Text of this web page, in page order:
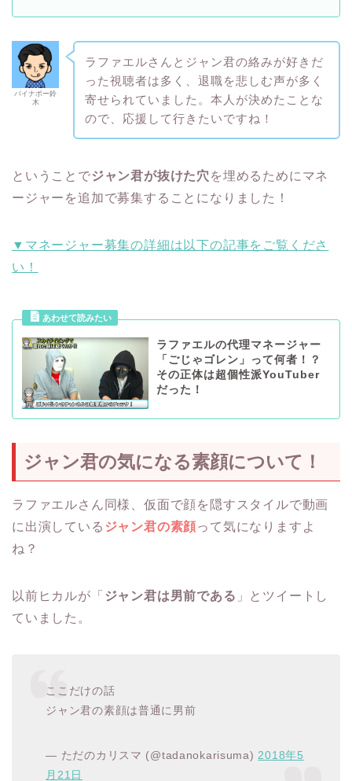
パイナポー鈴
木
ラファエルさんとジャン君の絡みが好きだ
った視聴者は多く、退職を悲しむ声が多く
寄せられていました。本人が決めたことな
ので、応援して行きたいですね！
ということでジャン君が抜けた穴 を埋めるためにマネ
ージャーを追加で募集することになりました！
▼マネージャー募集の詳細は以下の記事をご覧くださ
い！
ラファエルの代理マネージャー
「ごじゃゴレン」って何者！？
その正体は超個性派YouTuber
だった！
ジャン君の気になる素顔について！
ラファエルさん同様、仮面で顔を隠すスタイルで動画
に出演している ジャン君の素顔って気になりますよ
ね？
以前ヒカルが「 ジャン君は男前である 」とツイートし
ていました。
ここだけの話
ジャン君の素顔は普通に男前
— ただのカリスマ (@tadanokarisuma)2018年5
月21日